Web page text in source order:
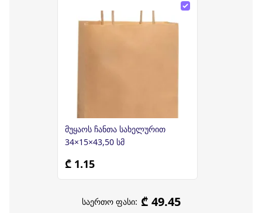
მუყაოს ჩანთა სახელურით
34×15×43,50 სმ
₾ 1.15
საერთო ფასი: ₾ 49.45